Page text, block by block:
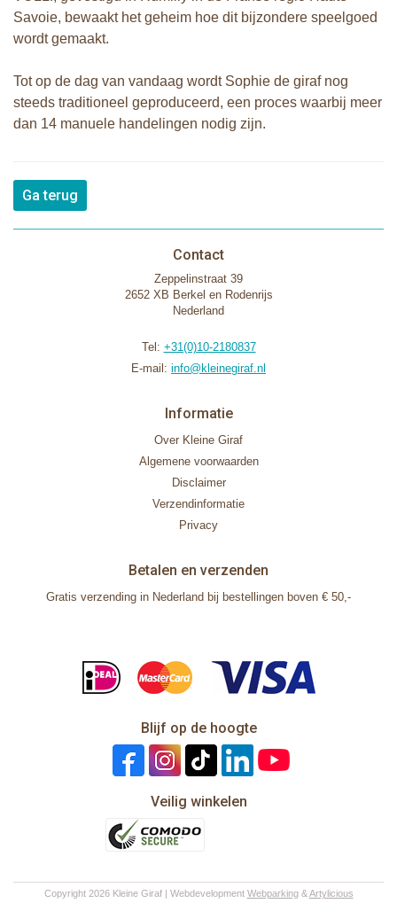
Savoie, bewaakt het geheim hoe dit bijzondere speelgoed
wordt gemaakt.
Tot op de dag van vandaag wordt Sophie de giraf nog
steeds traditioneel geproduceerd, een proces waarbij meer
dan 14 manuele handelingen nodig zijn.
Ga terug
Contact
Zeppelinstraat 39
2652 XB Berkel en Rodenrijs
Nederland
Tel: +31(0)10-2180837
E-mail: info@kleinegiraf.nl
Informatie
Over Kleine Giraf
Algemene voorwaarden
Disclaimer
Verzendinformatie
Privacy
Betalen en verzenden
Gratis verzending in Nederland bij bestellingen boven € 50,-
Blijf op de hoogte
Veilig winkelen
Copyright 2026 Kleine Giraf | Webdevelopment Webparking&Artylicious